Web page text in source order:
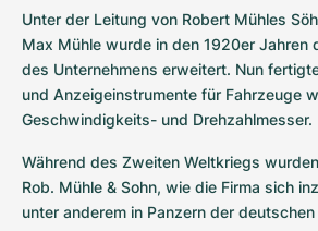
Unter der Leitung von Robert Mühles
Max Mühle wurde in den 1920er Jahren
des Unternehmens erweitert. Nun
und Anzeigeinstrumente für Fahrzeuge
Geschwindigkeits- und Drehzahlmesser.
Während des Zweiten Weltkriegs
Rob. Mühle & Sohn, wie die Firma sich
unter anderem in Panzern der